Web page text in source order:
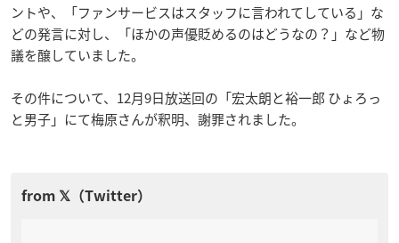
ントや、「ファンサービスはスタッフに言われてしている」な
どの発言に対し、「ほかの声優貶めるのはどうなの？」など物
議を醸していました。
その件について、12月9日放送回の「宏太朗と裕一郎 ひょろっ
と男子」にて梅原さんが釈明、謝罪されました。